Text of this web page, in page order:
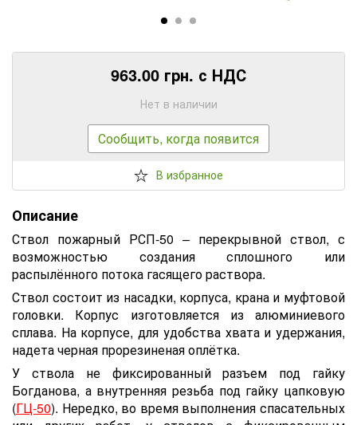
963.00 грн. с НДС
Нет в наличии
Сообщить, когда появится
В избранное
Описание
Ствол пожарный РСП-50 – перекрывной ствол, с
возможностью создания сплошного или
распылённого потока гасящего раствора.
Ствол состоит из насадки, корпуса, крана и муфтовой
головки. Корпус изготовляется из алюминиевого
сплава. На корпусе, для удобства хвата и удержания,
надета черная прорезиненая оплётка.
У ствола не фиксированный разъем под гайку
Богданова, а внутренняя резьба под гайку цапковую
(ГЦ-50). Нередко, во время выполнения спасательных